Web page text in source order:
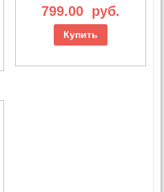
799.00 руб.
Купить